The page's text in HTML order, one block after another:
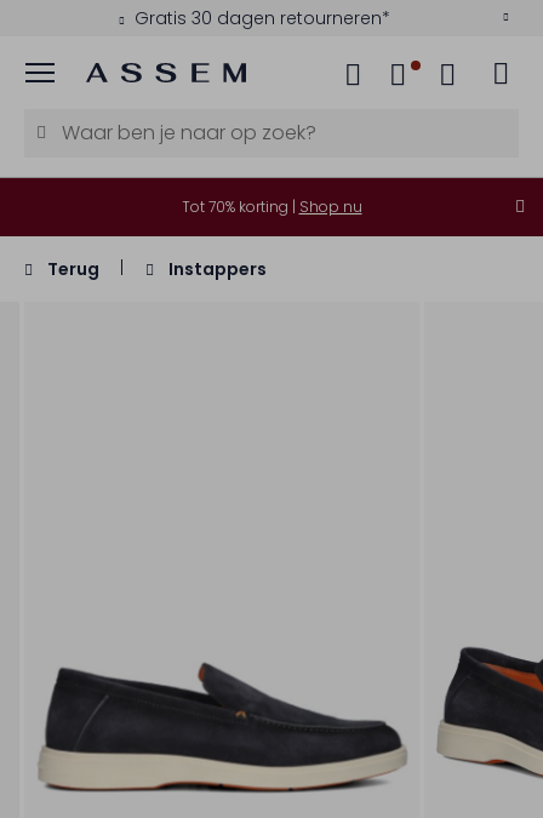
Gratis 30 dagen retourneren*
Menu
Tot 70% korting | Shop nu
Terug Instappers